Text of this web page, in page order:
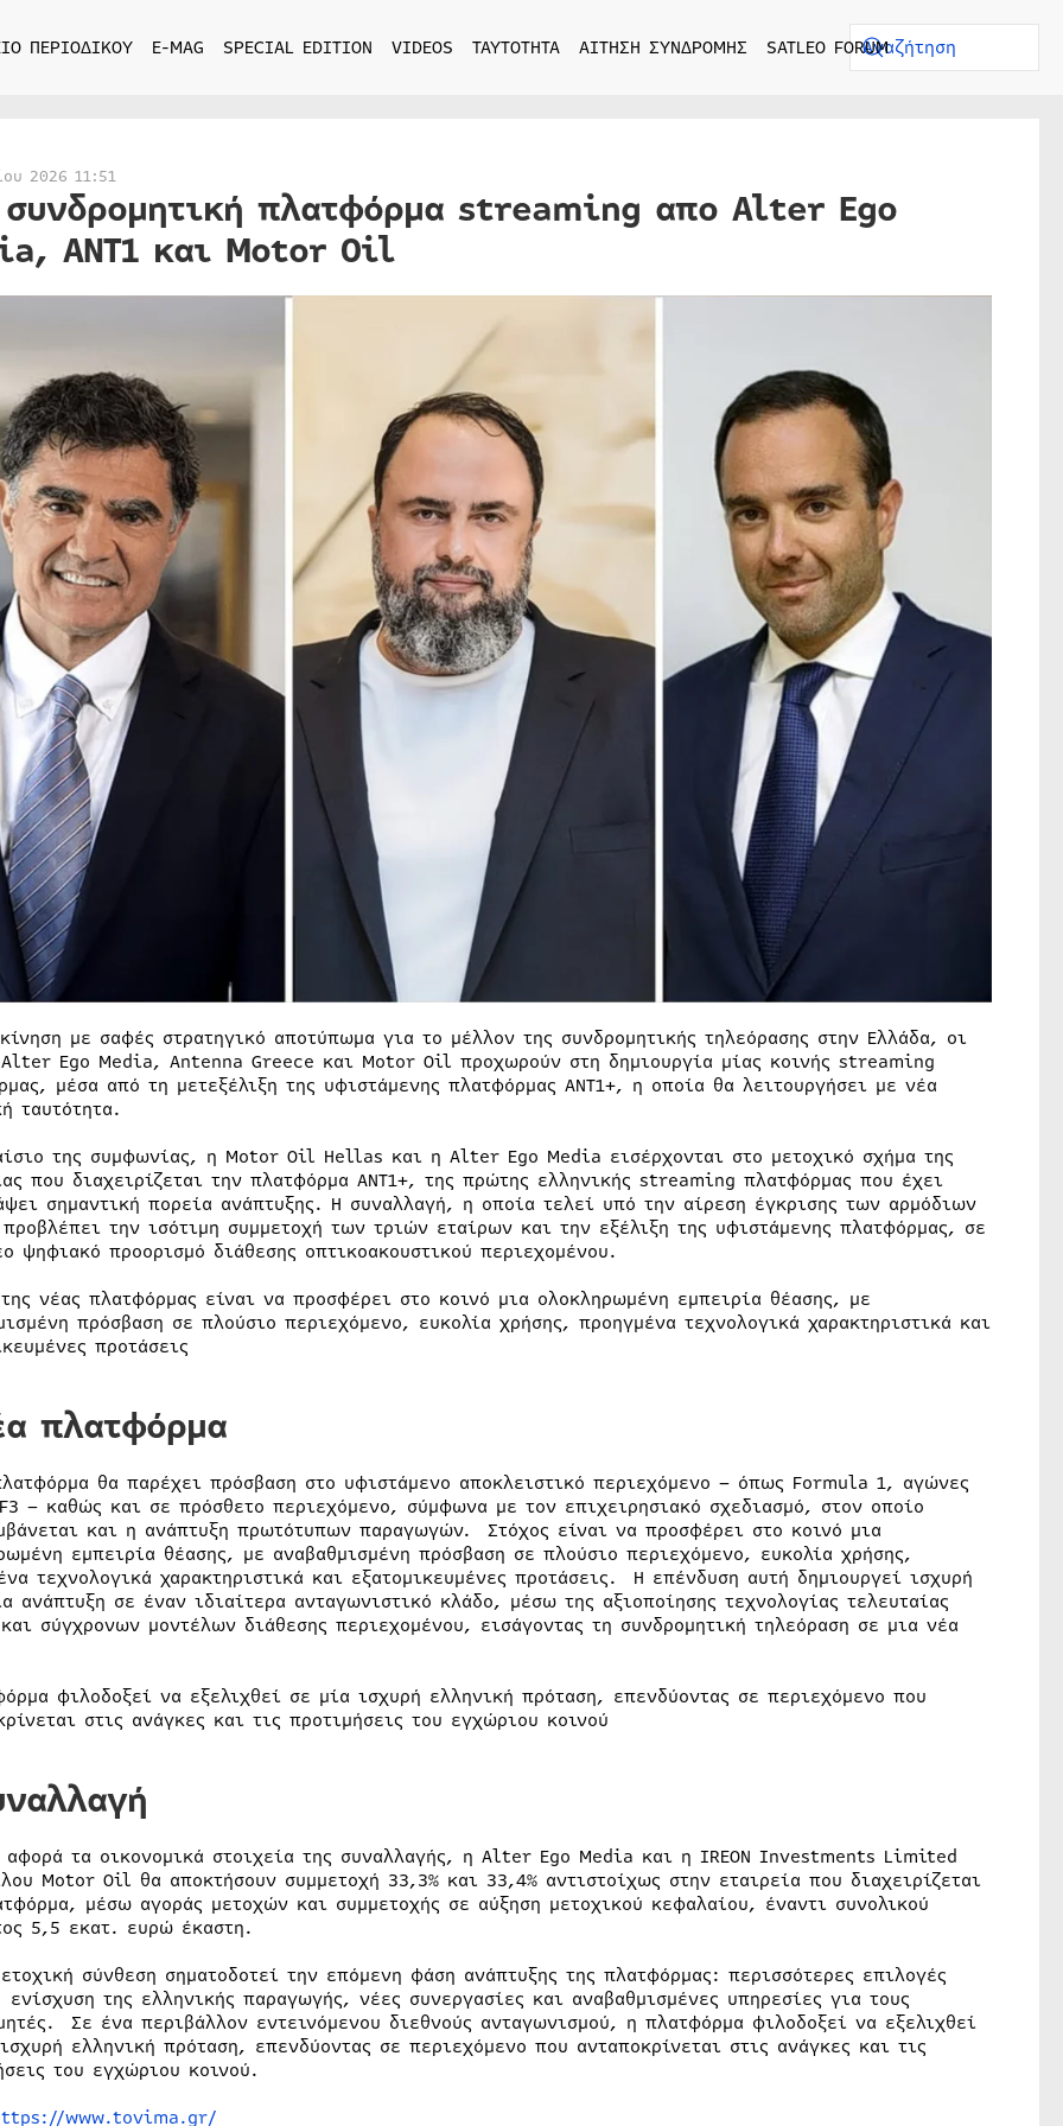
ΠΕΡΙΟΔΙΚΟΥ E-MAG SPECIAL EDITION VIDEOS ΤΑΥΤΟΤΗΤΑ ΑΙΤΗΣΗ ΣΥΝΔΡΟΜΗΣ SATLEO FORUM
2026 11:51
πλατφόρμα streaming απο Alter Ego
ΑΝΤ1 και Motor Oil
με σαφές στρατηγικό αποτύπωμα για το μέλλον της συνδρομητικής τηλεόρασης στην Ελλάδα, οι
Ego Media, Antenna Greece και Motor Oil προχωρούν στη δημιουργία μίας κοινής streaming
μέσα από τη μετεξέλιξη της υφιστάμενης πλατφόρμας ANT1+, η οποία θα λειτουργήσει με νέα
ταυτότητα.
της συμφωνίας, η Motor Oil Hellas και η Alter Ego Media εισέρχονται στο μετοχικό σχήμα της
που διαχειρίζεται την πλατφόρμα ANT1+, της πρώτης ελληνικής streaming πλατφόρμας που έχει
σημαντική πορεία ανάπτυξης. Η συναλλαγή, η οποία τελεί υπό την αίρεση έγκρισης των αρμόδιων
την ισότιμη συμμετοχή των τριών εταίρων και την εξέλιξη της υφιστάμενης πλατφόρμας, σε
ψηφιακό προορισμό διάθεσης οπτικοακουστικού περιεχομένου.
νέας πλατφόρμας είναι να προσφέρει στο κοινό μια ολοκληρωμένη εμπειρία θέασης, με
πρόσβαση σε πλούσιο περιεχόμενο, ευκολία χρήσης, προηγμένα τεχνολογικά χαρακτηριστικά και
προτάσεις
πλατφόρμα
θα παρέχει πρόσβαση στο υφιστάμενο αποκλειστικό περιεχόμενο – όπως Formula 1, αγώνες
– καθώς και σε πρόσθετο περιεχόμενο, σύμφωνα με τον επιχειρησιακό σχεδιασμό, στον οποίο
και η ανάπτυξη πρωτότυπων παραγωγών. Στόχος είναι να προσφέρει στο κοινό μια
εμπειρία θέασης, με αναβαθμισμένη πρόσβαση σε πλούσιο περιεχόμενο, ευκολία χρήσης,
τεχνολογικά χαρακτηριστικά και εξατομικευμένες προτάσεις. Η επένδυση αυτή δημιουργεί ισχυρή
ανάπτυξη σε έναν ιδιαίτερα ανταγωνιστικό κλάδο, μέσω της αξιοποίησης τεχνολογίας τελευταίας
σύγχρονων μοντέλων διάθεσης περιεχομένου, εισάγοντας τη συνδρομητική τηλεόραση σε μια νέα
φιλοδοξεί να εξελιχθεί σε μία ισχυρή ελληνική πρόταση, επενδύοντας σε περιεχόμενο που
στις ανάγκες και τις προτιμήσεις του εγχώριου κοινού
τα οικονομικά στοιχεία της συναλλαγής, η Alter Ego Media και η IREON Investments Limited
Motor Oil θα αποκτήσουν συμμετοχή 33,3% και 33,4% αντιστοίχως στην εταιρεία που διαχειρίζεται
μέσω αγοράς μετοχών και συμμετοχής σε αύξηση μετοχικού κεφαλαίου, έναντι συνολικού
5,5 εκατ. ευρώ έκαστη.
σύνθεση σηματοδοτεί την επόμενη φάση ανάπτυξης της πλατφόρμας: περισσότερες επιλογές
ενίσχυση της ελληνικής παραγωγής, νέες συνεργασίες και αναβαθμισμένες υπηρεσίες για τους
Σε ένα περιβάλλον εντεινόμενου διεθνούς ανταγωνισμού, η πλατφόρμα φιλοδοξεί να εξελιχθεί
ελληνική πρόταση, επενδύοντας σε περιεχόμενο που ανταποκρίνεται στις ανάγκες και τις
του εγχώριου κοινού.
www.tovima.gr/